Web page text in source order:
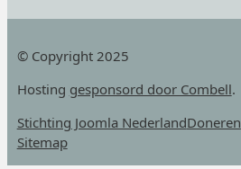
© Copyright 2025
Hosting gesponsord door Combell.
Stichting Joomla NederlandDoneren
Sitemap